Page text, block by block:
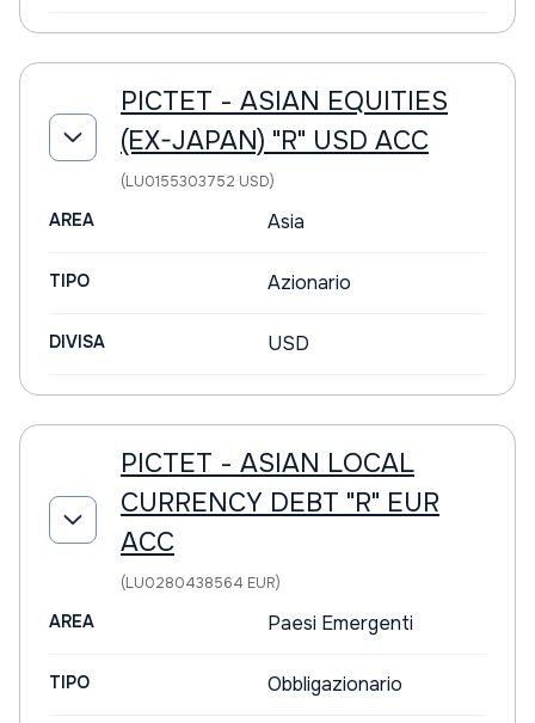
PICTET - ASIAN EQUITIES
(EX-JAPAN) "R" USD ACC
(LU0155303752 USD)
AREA Asia
TIPO Azionario
DIVISA USD
PICTET - ASIAN LOCAL
CURRENCY DEBT "R" EUR
ACC
(LU0280438564 EUR)
AREA Paesi Emergenti
TIPO Obbligazionario